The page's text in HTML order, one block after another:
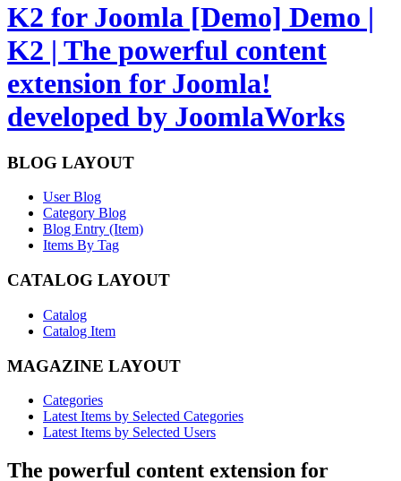
K2 for Joomla [Demo] Demo |
K2 | The powerful content
extension for Joomla!
developed by JoomlaWorks
BLOG LAYOUT
User Blog
Category Blog
Blog Entry (Item)
Items By Tag
CATALOG LAYOUT
Catalog
Catalog Item
MAGAZINE LAYOUT
Categories
Latest Items by Selected Categories
Latest Items by Selected Users
The powerful content extension for